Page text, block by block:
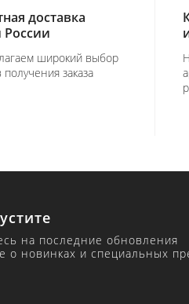
доставка
России
широкий выбор
заказа
на последние обновления
о новинках и специальных